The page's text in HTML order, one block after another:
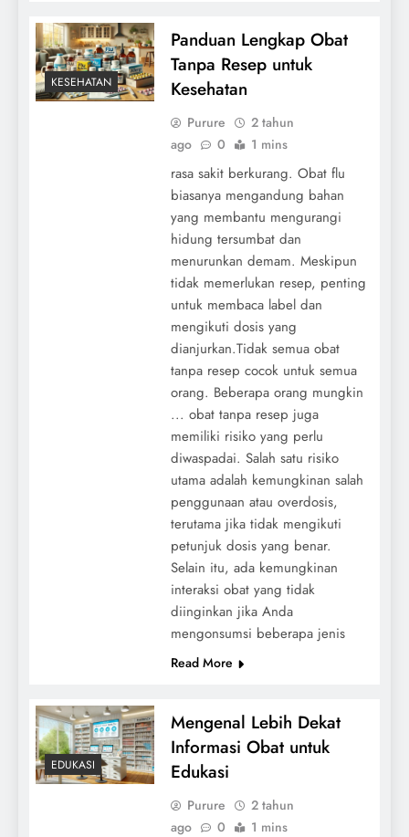
KESEHATAN
Panduan Lengkap Obat
Tanpa Resep untuk
Kesehatan
Purure
2 tahun
ago
0 1 mins
rasa sakit berkurang. Obat flu
biasanya mengandung bahan
yang membantu mengurangi
hidung tersumbat dan
menurunkan demam. Meskipun
tidak memerlukan resep, penting
untuk membaca label dan
mengikuti dosis yang
dianjurkan.Tidak semua obat
tanpa resep cocok untuk semua
orang. Beberapa orang mungkin
... obat tanpa resep juga
memiliki risiko yang perlu
diwaspadai. Salah satu risiko
utama adalah kemungkinan salah
penggunaan atau overdosis,
terutama jika tidak mengikuti
petunjuk dosis yang benar.
Selain itu, ada kemungkinan
interaksi obat yang tidak
diinginkan jika Anda
mengonsumsi beberapa jenis
Read More
EDUKASI
Mengenal Lebih Dekat
Informasi Obat untuk
Edukasi
Purure
2 tahun
ago
0 1 mins